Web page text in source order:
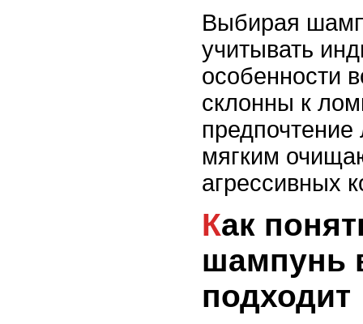
Выбирая
учитывать
особенности
склонны к
предпочтение
мягким
агрессивных
Как понять, что
шампунь
подходит